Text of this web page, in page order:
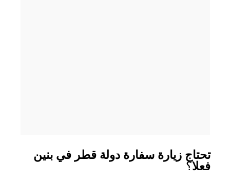
تحتاج زيارة سفارة دولة قطر في بنين
فعلا؟